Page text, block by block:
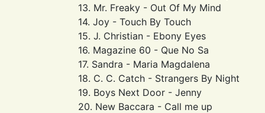
13. Mr. Freaky - Out Of My Mind
14. Joy - Touch By Touch
15. J. Christian - Ebony Eyes
16. Magazine 60 - Que No Sa
17. Sandra - Maria Magdalena
18. C. C. Catch - Strangers By Night
19. Boys Next Door - Jenny
20. New Baccara - Call me up